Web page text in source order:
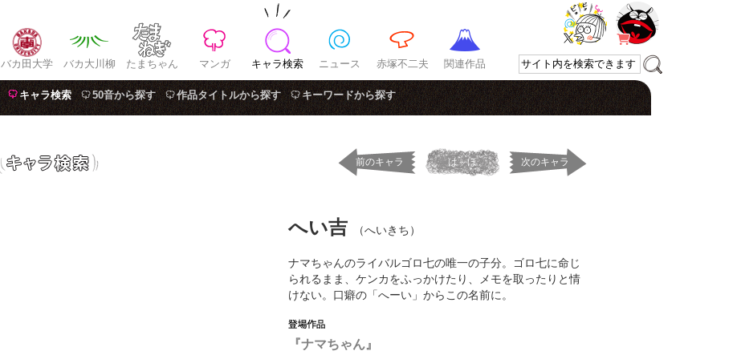
バカ田大学 バカ大川柳 たまちゃん マンガ キャラ検索 ニュース 赤塚不二夫 関連作品
キャラ検索 50音から探す 作品タイトルから探す キーワードから探す
前のキャラ は～ほ 次のキャラ
へい吉 （へいきち）
ナマちゃんのライバルゴロ七の唯一の子分。ゴロ七に命じ
られるまま、ケンカをふっかけたり、メモを取ったりと情
けない。口癖の「へーい」からこの名前に。
『ナマちゃん』